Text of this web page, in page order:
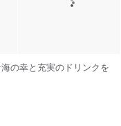
の幸と充実のドリンクを